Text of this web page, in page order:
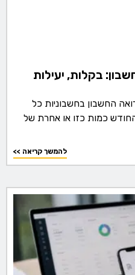
בקלות, יעילות
החשבון בחשבוניות כל
כמות כזו או אחרת של
<< להמשך קריאה